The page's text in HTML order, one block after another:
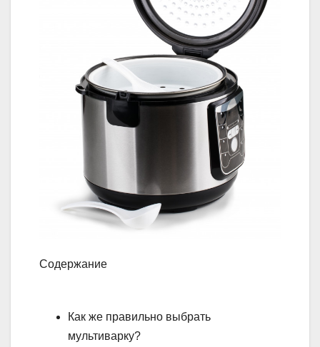
Содержание
Как же правильно выбрать
мультиварку?